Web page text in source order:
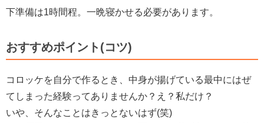
下準備は1時間程。一晩寝かせる必要があります。
おすすめポイント(コツ)
コロッケを自分で作るとき、中身が揚げている最中にはぜ
てしまった経験ってありませんか？え？私だけ？
いや、そんなことはきっとないはず(笑)